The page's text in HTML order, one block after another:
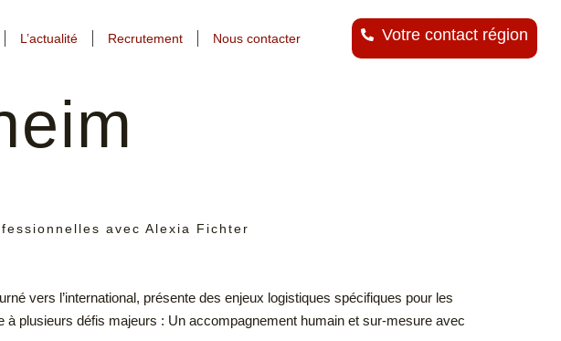
L’actualité Recrutement Nous contacter Votre contact région
avec Alexia Fichter
vers l’international, présente des enjeux logistiques spécifiques pour les
plusieurs défis majeurs : Un accompagnement humain et sur-mesure avec